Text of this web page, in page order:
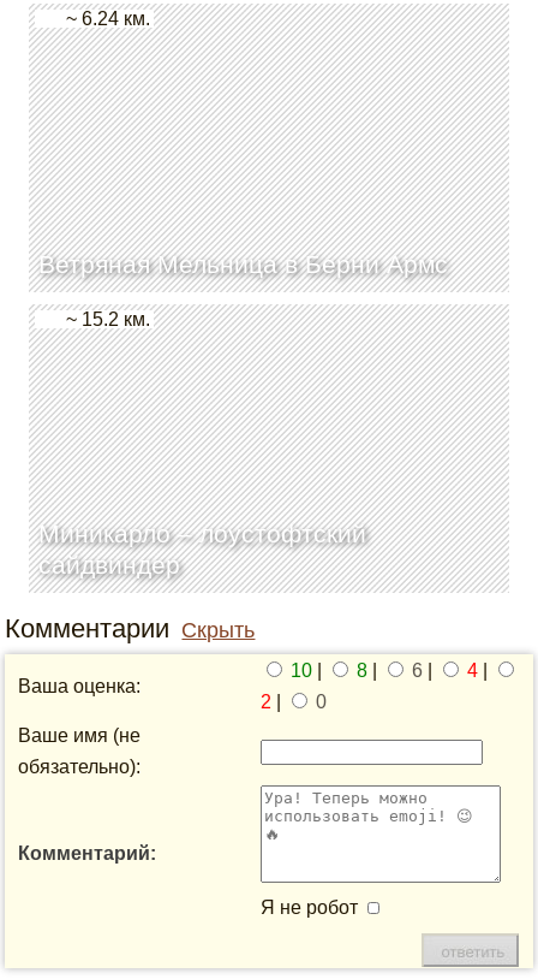
Ветряная Мельница в Берни Армс
~ 6.24 км.
Миникарло – лоустофтский
сайдвиндер
~ 15.2 км.
Комментарии Скрыть
Ваша оценка:
10 8 6 4
2
0
Ваше имя (не
обязательно):
Комментарий:
Я не робот